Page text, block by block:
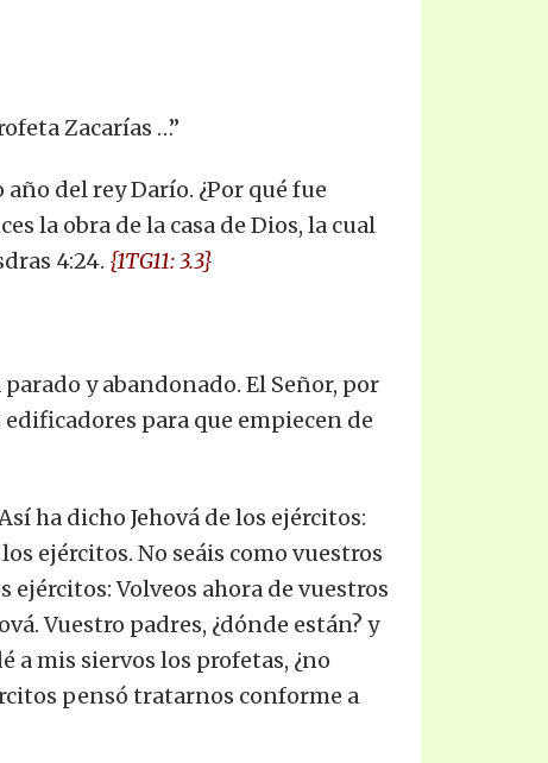
Zacarías …”
del rey Darío. ¿Por qué fue
la obra de la casa de Dios, la cual
4:24. {1TG11: 3.3}
y abandonado. El Señor, por
para que empiecen de
ha dicho Jehová de los ejércitos:
ejércitos. No seáis como vuestros
ejércitos: Volveos ahora de vuestros
Vuestro padres, ¿dónde están? y
a mis siervos los profetas, ¿no
pensó tratarnos conforme a